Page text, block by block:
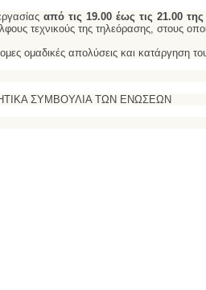
από τις 19.00 έως τις 21.00
τεχνικούς της τηλεόρασης, στους
απολύσεις και κατάργηση
ΣΥΜΒΟΥΛΙΑ ΤΩΝ ΕΝΩΣΕΩΝ